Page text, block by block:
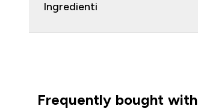
Ingredienti
Frequently bought with